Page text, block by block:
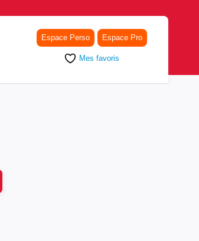
Espace Perso Espace Pro
Mes favoris